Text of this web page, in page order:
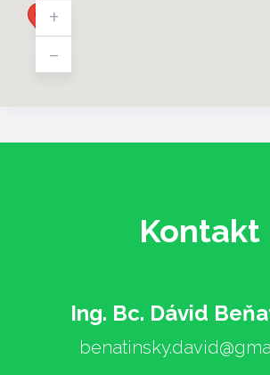
+
-
Kontakt
Ing. Bc. Dávid